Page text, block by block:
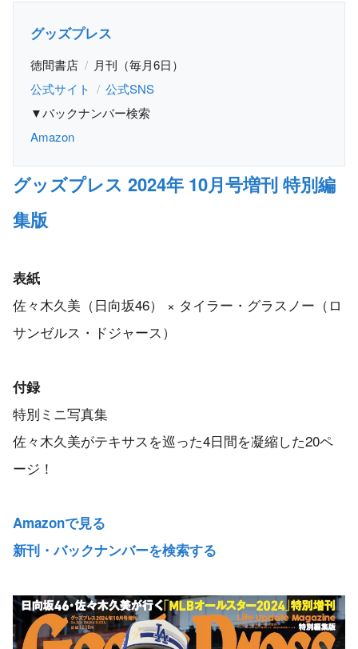
グッズプレス
徳間書店
月刊（毎月6日）
公式サイト
公式SNS
▼バックナンバー検索
Amazon
グッズプレス 2024年 10月号増刊 特別編
集版
表紙
佐々木久美（日向坂46） × タイラー・グラスノー（ロ
サンゼルス・ドジャース）
付録
特別ミニ写真集
佐々木久美がテキサスを巡った4日間を凝縮した20ペ
ージ！
Amazonで見る
新刊・バックナンバーを検索する